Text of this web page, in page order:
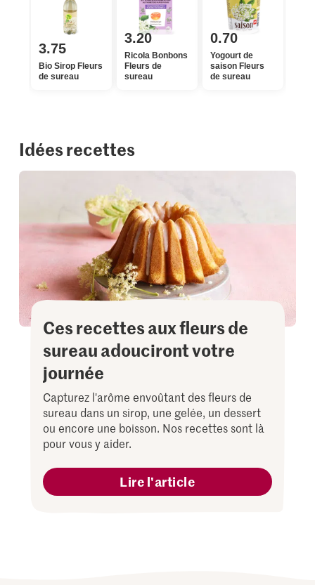
3.75
Bio Sirop Fleurs
de sureau
3.20
Ricola Bonbons
Fleurs de
sureau
0.70
Yogourt de
saison Fleurs
de sureau
Idées recettes
Ces recettes aux fleurs de
sureau adouciront votre
journée
Capturez l'arôme envoûtant des fleurs de
sureau dans un sirop, une gelée, un dessert
ou encore une boisson. Nos recettes sont là
pour vous y aider.
Lire l'article